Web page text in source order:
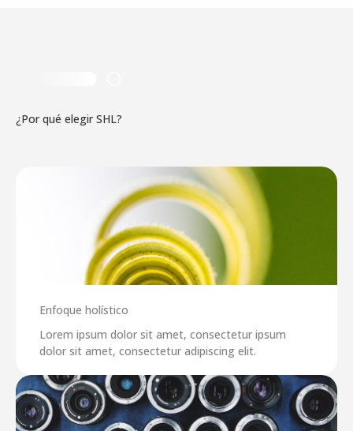
¿Por qué elegir SHL?
Enfoque holístico
Lorem ipsum dolor sit amet, consectetur ipsum
dolor sit amet, consectetur adipiscing elit.